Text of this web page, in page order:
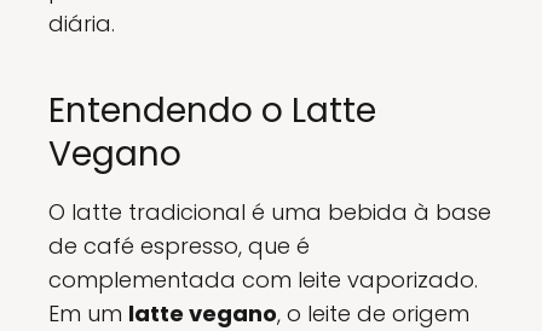
diária.
Entendendo o Latte
Vegano
O latte tradicional é uma bebida à base
de café espresso, que é
complementada com leite vaporizado.
Em um latte vegano, o leite de origem